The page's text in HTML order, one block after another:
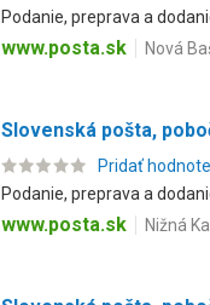
Podanie, preprava a
www.posta.sk Nová
Slovenská pošta,
Pridať
Podanie, preprava a
www.posta.sk Nižná